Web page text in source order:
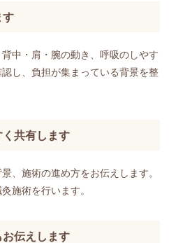
す
中・肩・腕の動き、呼吸のしやす
し、負担が集まっている背景を整
共有します
、施術の進め方をお伝えします。
施術を行います。
伝えします